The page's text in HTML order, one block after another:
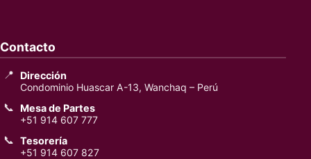
Contacto
📍
Dirección
Condominio Huascar A-13, Wanchaq – Perú
📞
Mesa de Partes
+51 914 607 777
📞 Tesorería
+51 914 607 827